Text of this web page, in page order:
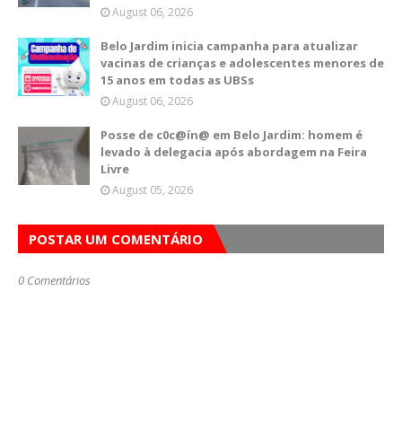
August 06, 2026
Belo Jardim inicia campanha para atualizar
vacinas de crianças e adolescentes menores de
15 anos em todas as UBSs
August 06, 2026
Posse de c0c@ín@ em Belo Jardim: homem é
levado à delegacia após abordagem na Feira
Livre
August 05, 2026
POSTAR UM COMENTÁRIO
0 Comentários